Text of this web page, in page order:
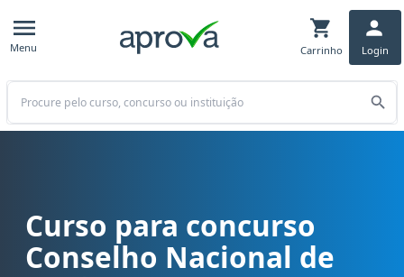
Menu Carrinho Login
Buscar
Curso para concurso CNJ - Conselho Nacional de Justiça cargo
Curso para concurso
Conselho Nacional de